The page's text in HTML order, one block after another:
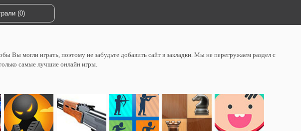
(0)
Вы могли играть, поэтому не забудьте добавить сайт в закладки. Мы не перегружаем раздел с
самые лучшие онлайн игры.